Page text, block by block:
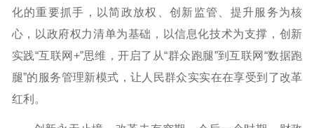
化的重要抓手，以简政放权、创新监管、提升服务为核
心，以政府权力清单为基础，以信息化技术为支撑，创新
实践“互联网+”思维，开启了从“群众跑腿”到互联网“数据跑
腿”的服务管理新模式，让人民群众实实在在享受到了改革
红利。